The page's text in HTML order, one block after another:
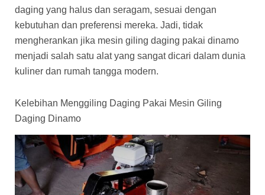
daging yang halus dan seragam, sesuai dengan
kebutuhan dan preferensi mereka. Jadi, tidak
mengherankan jika mesin giling daging pakai dinamo
menjadi salah satu alat yang sangat dicari dalam dunia
kuliner dan rumah tangga modern.
Kelebihan Menggiling Daging Pakai Mesin Giling
Daging Dinamo